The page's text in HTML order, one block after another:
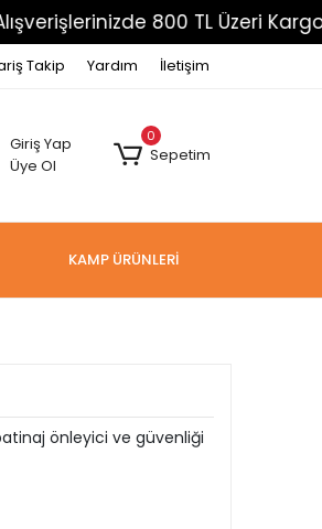
800 TL Üzeri Kargo Ücretsiz
Takip Yardım İletişim
Giriş Yap
Üye Ol
0
Sepetim
KAMP ÜRÜNLERİ
önleyici ve güvenliği